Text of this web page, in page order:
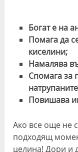
Богат е на
Помага да
киселини;
Намалява
Спомага за
Повишава
Ако все още не
подходящ
целина! Дори и